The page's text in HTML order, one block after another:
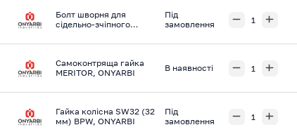
Болт шворня для
сідельно-зчіпного
ONYARBI
Під
замовлення
Самоконтряща гайка
MERITOR, ONYARBI
В наявності
Гайка колісна SW32 (32
мм) BPW, ONYARBI
Під
замовлення